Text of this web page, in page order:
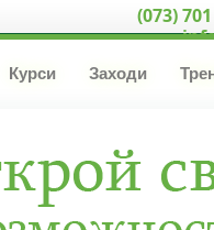
(073)
Курси Заходи